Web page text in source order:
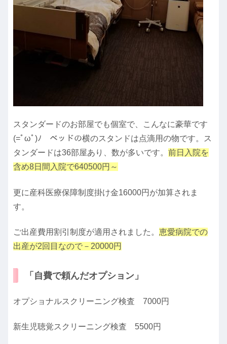
スタンダードのお部屋でも個室で、こんなに豪華です
(=ﾟωﾟ)ﾉ ベッドの横のスタンドは点滴用の物です。ス
タンダードは36部屋あり、数が多いです。 前日入院を
含め8日間入院で640500円～
更に産科医療保障制度掛け金16000円が加算されま
す。
ご出産費用割引制度が適用されました。 恵愛病院での
出産が2回目なので－20000円
「自費で頼んだオプション」
オプショナルスクリーニング検査 7000円
新生児聴覚スクリーニング検査 5500円